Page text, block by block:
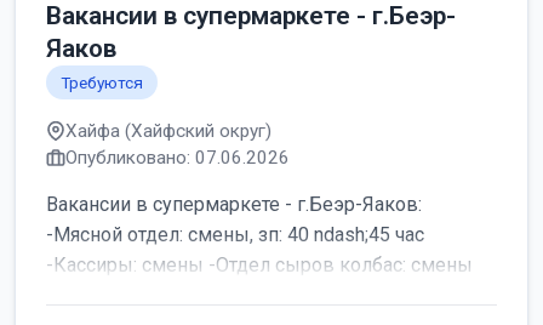
Вакансии в супермаркете - г.Беэр-
Яаков
Требуются
Хайфа (Хайфский округ)
Опубликовано: 07.06.2026
Вакансии в супермаркете - г.Беэр-Яаков:
-Мясной отдел: смены, зп: 40 ndash;45 час
-Кассиры: смены -Отдел сыров колбас: смены